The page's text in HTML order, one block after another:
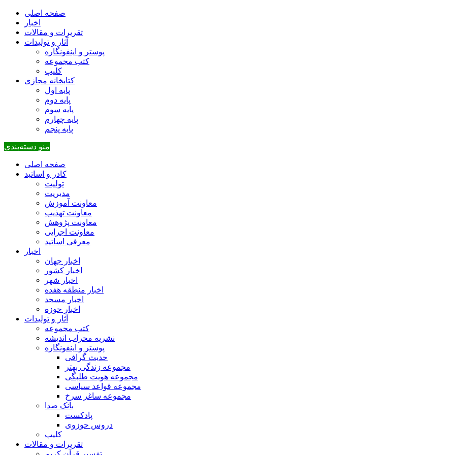
صفحه اصلی
اخبار
تقریرات و مقالات
آثار و تولیدات
پوستر و اینفونگاره
کتب مجموعه
کلیپ
کتابخانه مجازی
پایه اول
پایه دوم
پایه سوم
پایه چهارم
پایه پنجم
منو دسته‌بندی
صفحه اصلی
کادر و اساتید
تولیت
مدیریت
معاونت آموزش
معاونت تهذیب
معاونت پژوهش
معاونت اجرایی
معرفی اساتید
اخبار
اخبار جهان
اخبار کشور
اخبار شهر
اخبار منطقه هفده
اخبار مسجد
اخبار حوزه
آثار و تولیدات
کتب مجموعه
نشریه محراب اندیشه
پوستر و اینفونگاره
حدیث گرافی
مجموعه زندگی بهتر
مجموعه هویت طلبگی
مجموعه قواعد سیاسی
مجموعه ساغر سرخ
بانک صدا
پادکست
دروس حوزوی
کلیپ
تقریرات و مقالات